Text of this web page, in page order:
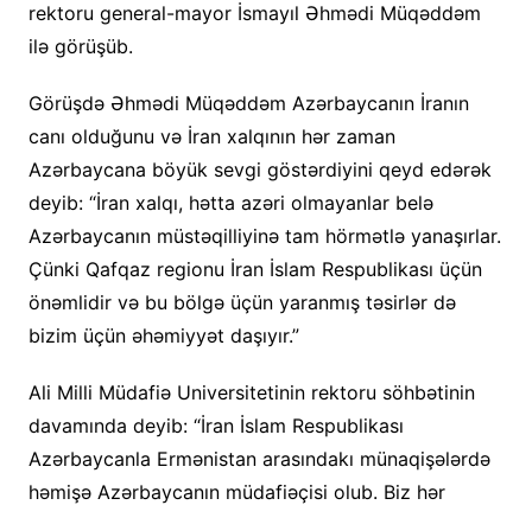
rektoru general-mayor İsmayıl Əhmədi Müqəddəm
ilə görüşüb.
Görüşdə Əhmədi Müqəddəm Azərbaycanın İranın
canı olduğunu və İran xalqının hər zaman
Azərbaycana böyük sevgi göstərdiyini qeyd edərək
deyib: “İran xalqı, hətta azəri olmayanlar belə
Azərbaycanın müstəqilliyinə tam hörmətlə yanaşırlar.
Çünki Qafqaz regionu İran İslam Respublikası üçün
önəmlidir və bu bölgə üçün yaranmış təsirlər də
bizim üçün əhəmiyyət daşıyır.”
Ali Milli Müdafiə Universitetinin rektoru söhbətinin
davamında deyib: “İran İslam Respublikası
Azərbaycanla Ermənistan arasındakı münaqişələrdə
həmişə Azərbaycanın müdafiəçisi olub. Biz hər